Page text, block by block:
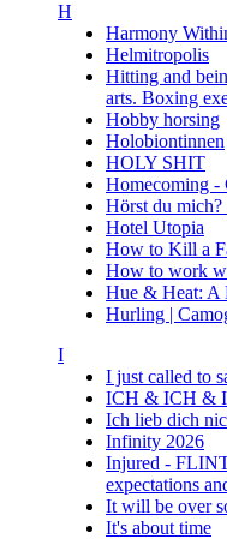
H
Harmony
Helmitropolis
Hitting and
arts. Boxing
Hobby horsing
Holobiontinnen
HOLY SHIT
Homecoming -
Hörst du mich?
Hotel Utopia
How to Kill a
How to work
Hue & Heat:
Hurling |
I
I just called to
ICH & ICH &
Ich lieb dich
Infinity 2026
Injured -
expectations
It will be over
It's about time